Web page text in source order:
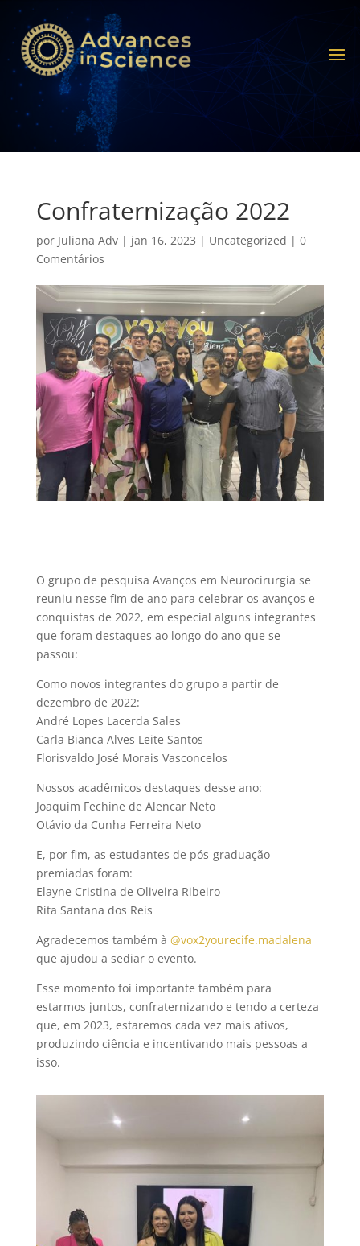
Confraternização 2022
por Juliana Adv| jan 16, 2023 | Uncategorized | 0
Comentários
O grupo de pesquisa Avanços em Neurocirurgia se
reuniu nesse fim de ano para celebrar os avanços e
conquistas de 2022, em especial alguns integrantes
que foram destaques ao longo do ano que se
passou:
Como novos integrantes do grupo a partir de
dezembro de 2022:
André Lopes Lacerda Sales
Carla Bianca Alves Leite Santos
Florisvaldo José Morais Vasconcelos
Nossos acadêmicos destaques desse ano:
Joaquim Fechine de Alencar Neto
Otávio da Cunha Ferreira Neto
E, por fim, as estudantes de pós-graduação
premiadas foram:
Elayne Cristina de Oliveira Ribeiro
Rita Santana dos Reis
Agradecemos também à @vox2yourecife.madalena
que ajudou a sediar o evento.
Esse momento foi importante também para
estarmos juntos, confraternizando e tendo a certeza
que, em 2023, estaremos cada vez mais ativos,
produzindo ciência e incentivando mais pessoas a
isso.